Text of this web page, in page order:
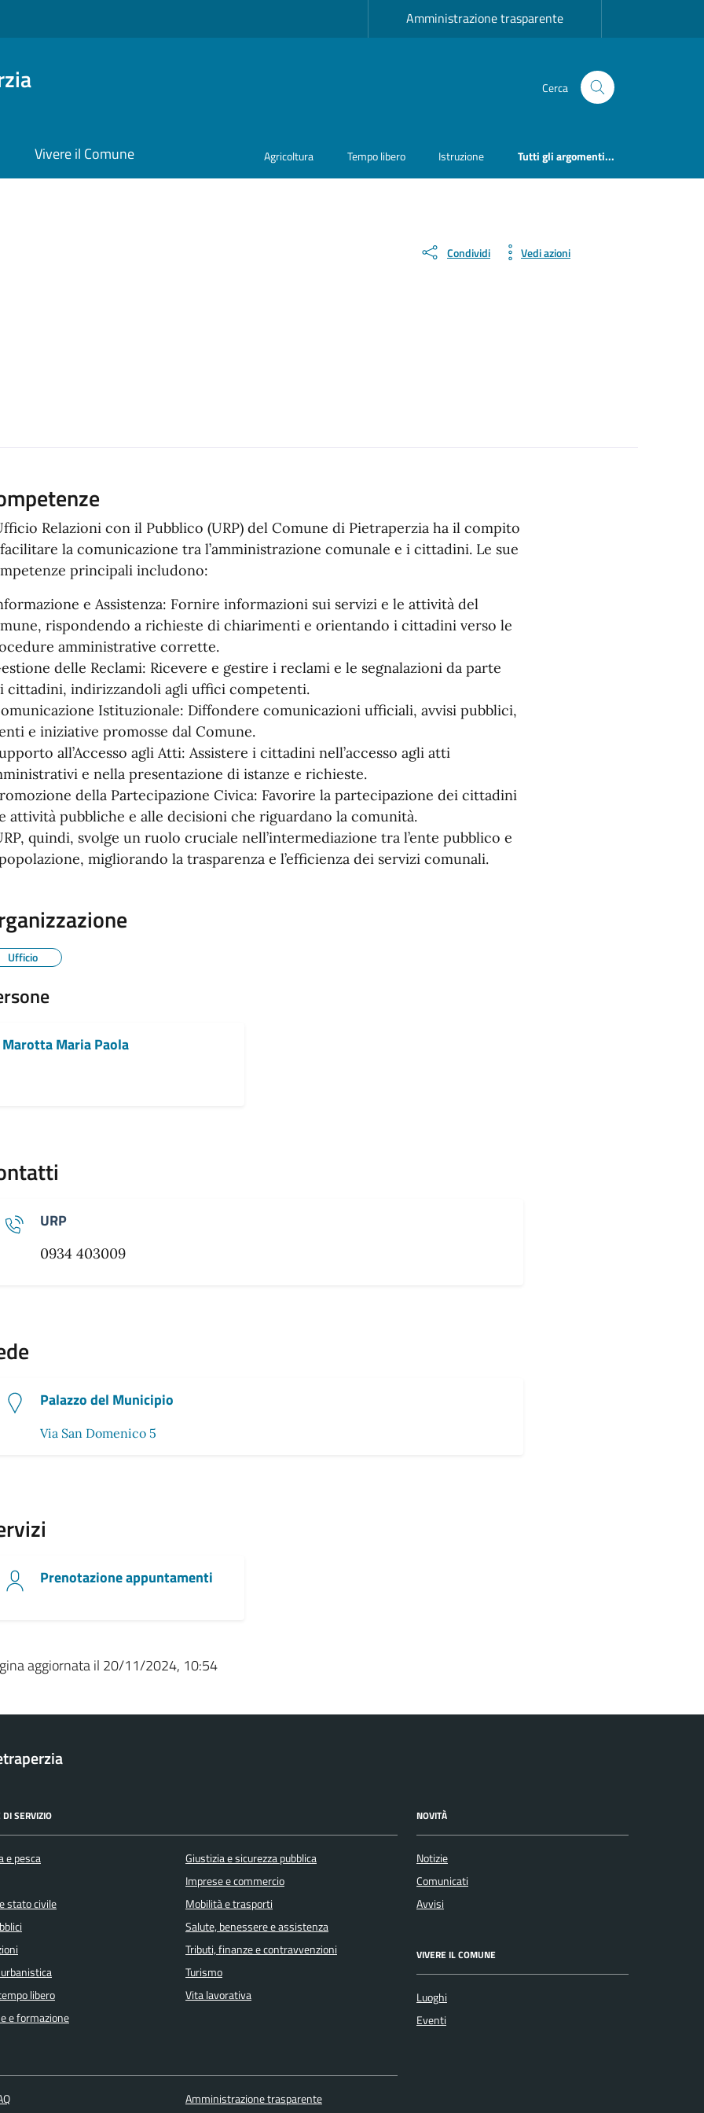
Amministrazione trasparente
Cerca
Vivere il Comune Agricoltura Tempo libero Istruzione Tutti gli argomenti...
Condividi Vedi azioni
Relazioni con il Pubblico (URP) del Comune di Pietraperzia ha il compito
la comunicazione tra l’amministrazione comunale e i cittadini. Le sue
principali includono:
e Assistenza: Fornire informazioni sui servizi e le attività del
rispondendo a richieste di chiarimenti e orientando i cittadini verso le
amministrative corrette.
delle Reclami: Ricevere e gestire i reclami e le segnalazioni da parte
cittadini, indirizzandoli agli uffici competenti.
Istituzionale: Diffondere comunicazioni ufficiali, avvisi pubblici,
e iniziative promosse dal Comune.
all’Accesso agli Atti: Assistere i cittadini nell’accesso agli atti
e nella presentazione di istanze e richieste.
della Partecipazione Civica: Favorire la partecipazione dei cittadini
attività pubbliche e alle decisioni che riguardano la comunità.
quindi, svolge un ruolo cruciale nell’intermediazione tra l’ente pubblico e
migliorando la trasparenza e l’efficienza dei servizi comunali.
Ufficio
Marotta Maria Paola
URP
0934 403009
Palazzo del Municipio
Via San Domenico 5
Prenotazione appuntamenti
aggiornata il 20/11/2024, 10:54
DI SERVIZIO
e pesca
stato civile
libero
e formazione
Giustizia e sicurezza pubblica
Imprese e commercio
Mobilità e trasporti
Salute, benessere e assistenza
Tributi, finanze e contravvenzioni
Turismo
Vita lavorativa
NOVITÀ
Notizie
Comunicati
Avvisi
VIVERE IL COMUNE
Luoghi
Eventi
Amministrazione trasparente